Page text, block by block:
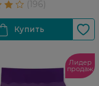
Лидер
продаж